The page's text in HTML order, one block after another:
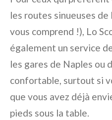
les routes sinueuses
vous comprend !), Lo
également un service
les gares de Naples ou
confortable, surtout si
que vous avez déjà
pieds sous la table.